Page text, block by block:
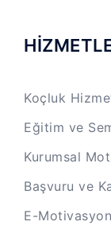
Koçluk
Eğitim ve
Kurumsal
Başvuru ve
E-